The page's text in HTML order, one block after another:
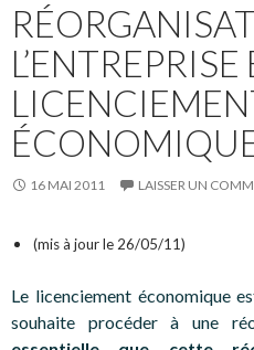
L’ENTREPRISE
16 MAI 2011 LAISSER UN
(mis à jour le 26/05/11)
Le licenciement économique
souhaite procéder à une